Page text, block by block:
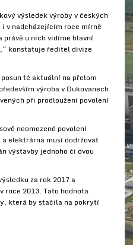
výsledek výroby v českých
v nadcházejícím roce mírně
právě u nich vidíme hlavní
konstatuje ředitel divize
té aktuální na přelom
výroba v Dukovanech.
při prodloužení povolení
neomezené povolení
elektrárna musí dodržovat
výstavby jednoho či dvou
za rok 2017 a
roce 2013. Tato hodnota
která by stačila na pokrytí